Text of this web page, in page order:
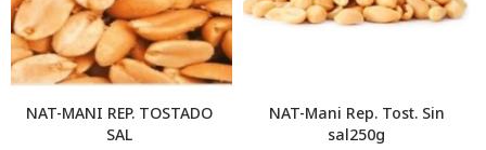
NAT-MANI REP. TOSTADO
SAL
NAT-Mani Rep. Tost. Sin
sal250g